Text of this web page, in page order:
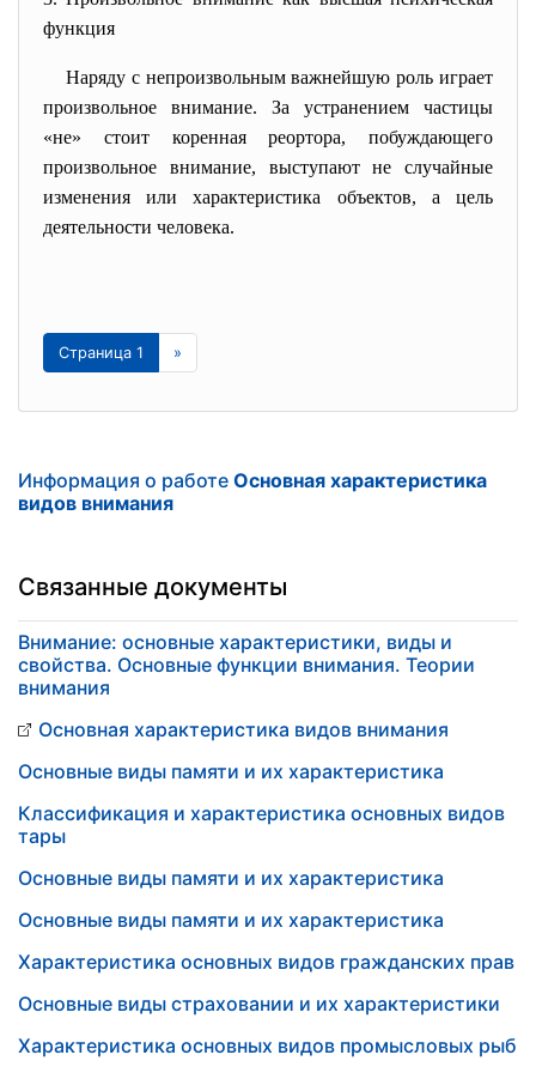
функция
Наряду с непроизвольным важнейшую роль играет
произвольное внимание. За устранением частицы
«не» стоит коренная реортора, побуждающего
произвольное внимание, выступают не случайные
изменения или характеристика объектов, а цель
деятельности человека.
Страница 1 »
Информация о работе Основная характеристика
видов внимания
Связанные документы
Внимание: основные характеристики, виды и
свойства. Основные функции внимания. Теории
внимания
Основная характеристика видов внимания
Основные виды памяти и их характеристика
Классификация и характеристика основных видов
тары
Основные виды памяти и их характеристика
Основные виды памяти и их характеристика
Характеристика основных видов гражданских прав
Основные виды страховании и их характеристики
Характеристика основных видов промысловых рыб